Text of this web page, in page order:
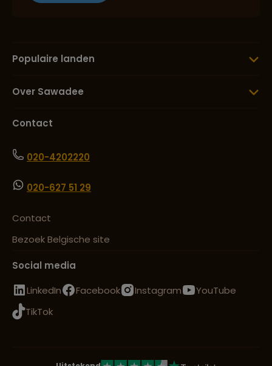
Populaire landen
Over Sawadee
Contact
020-4202220
020-627 51 29
Contact
Bezoek Belgische site
Social media
LinkedIn
Facebook Instagram
YouTube
TikTok